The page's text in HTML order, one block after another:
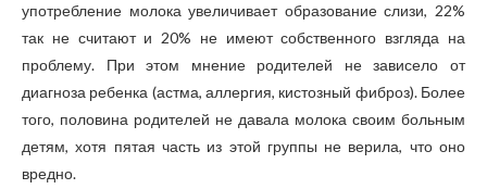
употребление молока увеличивает образование слизи, 22%
так не считают и 20% не имеют собственного взгляда на
проблему. При этом мнение родителей не зависело от
диагноза ребенка (астма, аллергия, кистозный фиброз). Более
того, половина родителей не давала молока своим больным
детям, хотя пятая часть из этой группы не верила, что оно
вредно.